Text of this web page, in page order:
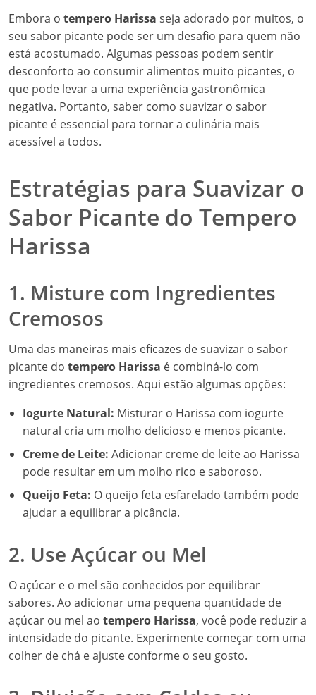
Embora o tempero Harissa seja adorado por muitos, o
seu sabor picante pode ser um desafio para quem não
está acostumado. Algumas pessoas podem sentir
desconforto ao consumir alimentos muito picantes, o
que pode levar a uma experiência gastronômica
negativa. Portanto, saber como suavizar o sabor
picante é essencial para tornar a culinária mais
acessível a todos.
Estratégias para Suavizar o
Sabor Picante do Tempero
Harissa
1. Misture com Ingredientes
Cremosos
Uma das maneiras mais eficazes de suavizar o sabor
picante do tempero Harissa é combiná-lo com
ingredientes cremosos. Aqui estão algumas opções:
Iogurte Natural: Misturar o Harissa com iogurte
natural cria um molho delicioso e menos picante.
Creme de Leite: Adicionar creme de leite ao Harissa
pode resultar em um molho rico e saboroso.
Queijo Feta: O queijo feta esfarelado também pode
ajudar a equilibrar a picância.
2. Use Açúcar ou Mel
O açúcar e o mel são conhecidos por equilibrar
sabores. Ao adicionar uma pequena quantidade de
açúcar ou mel ao tempero Harissa, você pode reduzir a
intensidade do picante. Experimente começar com uma
colher de chá e ajuste conforme o seu gosto.